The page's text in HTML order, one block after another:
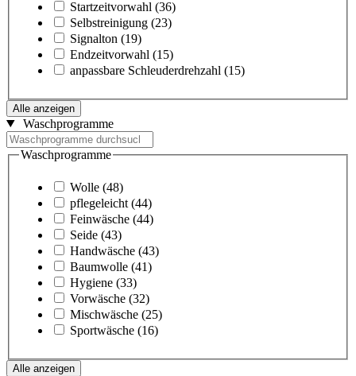
Startzeitvorwahl (36)
Selbstreinigung (23)
Signalton (19)
Endzeitvorwahl (15)
anpassbare Schleuderdrehzahl (15)
Alle anzeigen
Waschprogramme
Waschprogramme
Wolle (48)
pflegeleicht (44)
Feinwäsche (44)
Seide (43)
Handwäsche (43)
Baumwolle (41)
Hygiene (33)
Vorwäsche (32)
Mischwäsche (25)
Sportwäsche (16)
Alle anzeigen